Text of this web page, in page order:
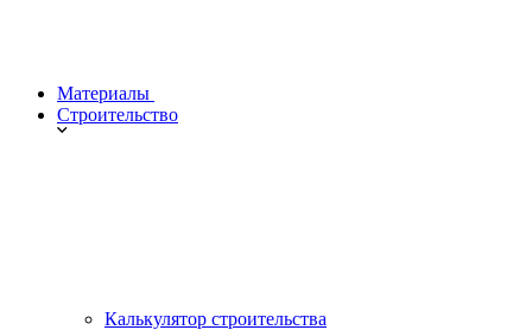
Материалы
Строительство
Калькулятор строительства